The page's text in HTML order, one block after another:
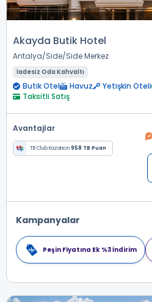
Akayda Butik Hotel
Antalya Side Side Merkez
İadesiz Oda Kahvaltı
Butik Otel Havuz Yetişkin Oteli
Taksitli Satış
Avantajlar
TB Club Kazancın958 TB Puan
Kampanyalar
Peşin Fiyatına Ek %3 İndirim